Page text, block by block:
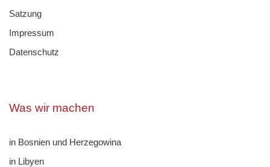
Satzung
Impressum
Datenschutz
Was wir machen
in Bosnien und Herzegowina
in Libyen